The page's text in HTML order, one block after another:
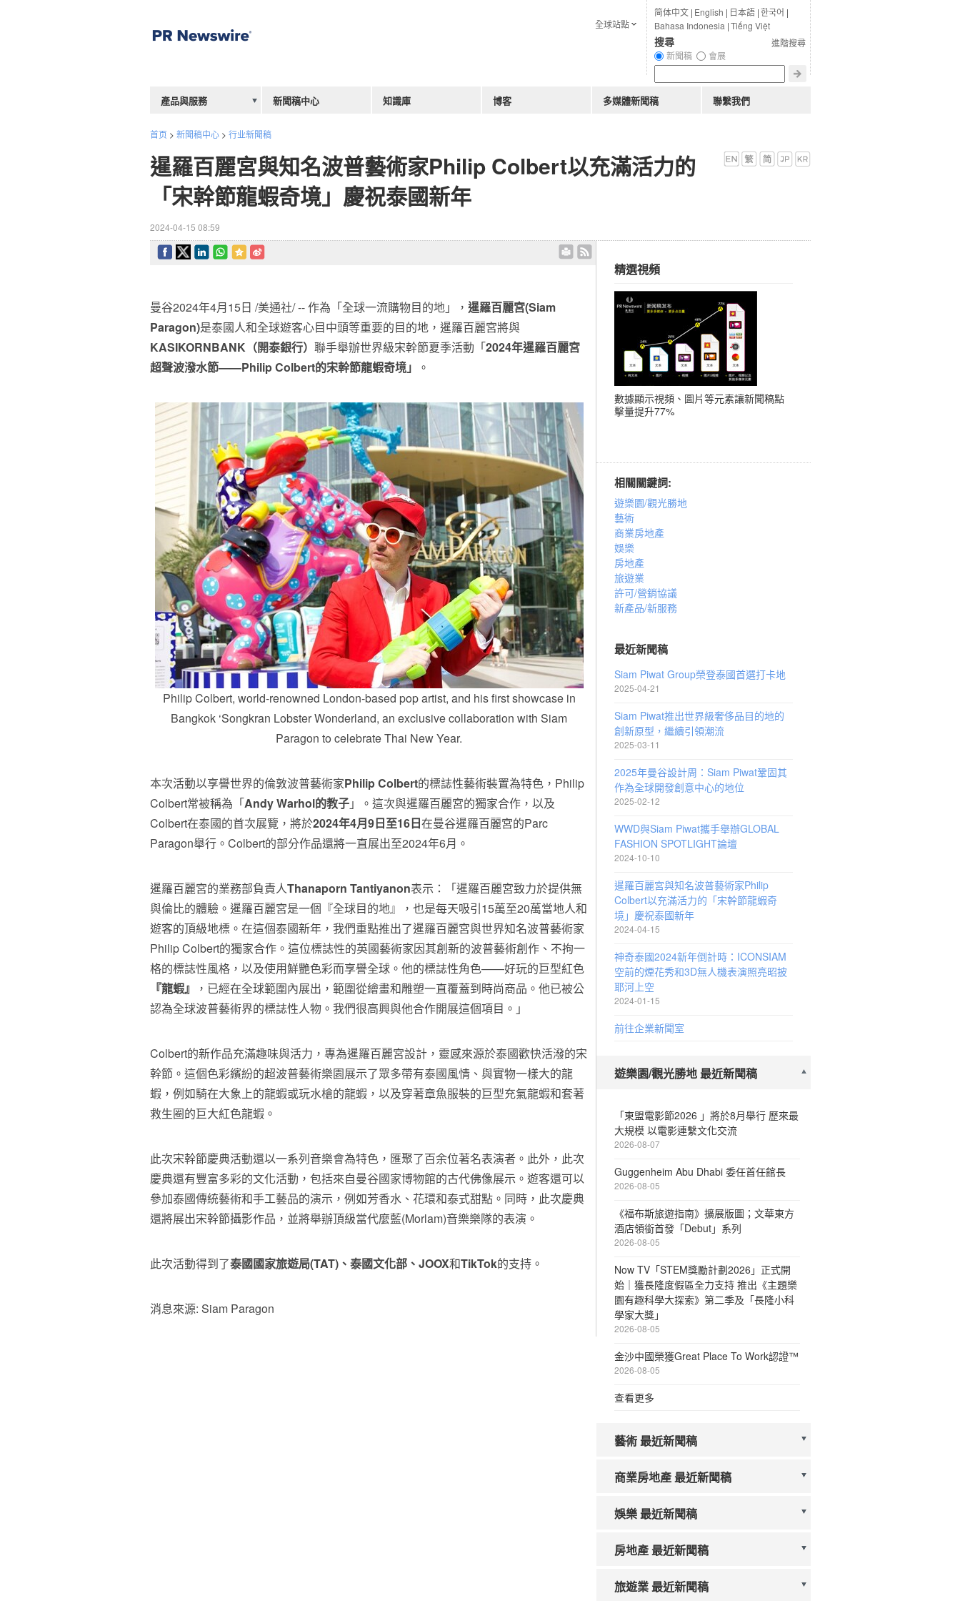
首页> 新聞稿中心> 行业新聞稿
暹羅百麗宮與知名波普藝術家Philip Colbert以充滿活力的
「宋幹節龍蝦奇境」慶祝泰國新年
2024-04-15 08:59
曼谷2024年4月15日 /美通社/ -- 作為「全球一流購物目的地」， 暹羅百麗宮(Siam
Paragon)是泰國人和全球遊客心目中頭等重要的目的地，暹羅百麗宮將與
KASIKORNBANK（開泰銀行） 聯手舉辦世界級宋幹節夏季活動「2024年暹羅百麗宮
超聲波潑水節——Philip Colbert的宋幹節龍蝦奇境」
。
Philip Colbert, world-renowned London-based pop artist, and his first showcase in
Bangkok ‘Songkran Lobster Wonderland, an exclusive collaboration with Siam
Paragon to celebrate Thai New Year.
本次活動以享譽世界的倫敦波普藝術家Philip Colbert的標誌性藝術裝置為特色，Philip
Colbert常被稱為「Andy Warhol的教子」。這次與暹羅百麗宮的獨家合作，以及
Colbert在泰國的首次展覽，將於2024年4月9日至16日在曼谷暹羅百麗宮的Parc
Paragon舉行。Colbert的部分作品還將一直展出至2024年6月。
暹羅百麗宮的業務部負責人Thanaporn Tantiyanon表示：「暹羅百麗宮致力於提供無
與倫比的體驗。暹羅百麗宮是一個『全球目的地』，也是每天吸引15萬至20萬當地人和
遊客的頂級地標。在這個泰國新年，我們重點推出了暹羅百麗宮與世界知名波普藝術家
Philip Colbert的獨家合作。這位標誌性的英國藝術家因其創新的波普藝術創作、不拘一
格的標誌性風格，以及使用鮮艷色彩而享譽全球。他的標誌性角色——好玩的巨型紅色
『龍蝦』
，已經在全球範圍內展出，範圍從繪畫和雕塑一直覆蓋到時尚商品。他已被公
認為全球波普藝術界的標誌性人物。我們很高興與他合作開展這個項目。」
Colbert的新作品充滿趣味與活力，專為暹羅百麗宮設計，靈感來源於泰國歡快活潑的宋
幹節。這個色彩繽紛的超波普藝術樂園展示了眾多帶有泰國風情、與實物一樣大的龍
蝦，例如騎在大象上的龍蝦或玩水槍的龍蝦，以及穿著章魚服裝的巨型充氣龍蝦和套著
救生圈的巨大紅色龍蝦。
此次宋幹節慶典活動還以一系列音樂會為特色，匯聚了百余位著名表演者。此外，此次
慶典還有豐富多彩的文化活動，包括來自曼谷國家博物館的古代佛像展示。遊客還可以
參加泰國傳統藝術和手工藝品的演示，例如芳香水、花環和泰式甜點。同時，此次慶典
還將展出宋幹節攝影作品，並將舉辦頂級當代麼藍(Morlam)音樂樂隊的表演。
此次活動得到了泰國國家旅遊局(TAT)、泰國文化部、JOOX和TikTok的支持。
消息來源: Siam Paragon
精選視頻
數據顯示視頻、圖片等元素讓新聞稿點
擊量提升77%
相關關鍵詞:
遊樂園/觀光勝地
藝術
商業房地產
娛樂
房地產
旅遊業
許可/營銷協議
新產品/新服務
最近新聞稿
Siam Piwat Group榮登泰國首選打卡地
2025-04-21
Siam Piwat推出世界級奢侈品目的地的
創新原型，繼續引領潮流
2025-03-11
2025年曼谷設計周：Siam Piwat鞏固其
作為全球開發創意中心的地位
2025-02-12
WWD與Siam Piwat攜手舉辦GLOBAL
FASHION SPOTLIGHT論壇
2024-10-10
暹羅百麗宮與知名波普藝術家Philip
Colbert以充滿活力的「宋幹節龍蝦奇
境」慶祝泰國新年
2024-04-15
神奇泰國2024新年倒計時：ICONSIAM
空前的煙花秀和3D無人機表演照亮昭披
耶河上空
2024-01-15
前往企業新聞室
遊樂園/觀光勝地 最近新聞稿
「東盟電影節2026 」將於8月舉行 歷來最
大規模 以電影連繫文化交流
2026-08-07
Guggenheim Abu Dhabi 委任首任館長
2026-08-05
《福布斯旅遊指南》擴展版圖；文華東方
酒店領銜首發「Debut」系列
2026-08-05
Now TV「STEM獎勵計劃2026」正式開
始｜獲長隆度假區全力支持 推出《主題樂
園有趣科學大探索》第二季及「長隆小科
學家大獎」
2026-08-05
金沙中國榮獲Great Place To Work認證™
2026-08-05
查看更多
藝術 最近新聞稿
商業房地產 最近新聞稿
娛樂 最近新聞稿
房地產 最近新聞稿
旅遊業 最近新聞稿
简体中文| English | 日本語|한국어 |
Bahasa Indonesia |Tiếng Việt
進階搜尋
搜尋
新聞稿 會展
全球站點
產品與服務 新聞稿中心 知識庫 博客 多媒體新聞稿 聯繫我們